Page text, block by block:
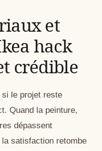
et
hack
crédible
si le projet reste
Quand la peinture,
dépassent
satisfaction retombe